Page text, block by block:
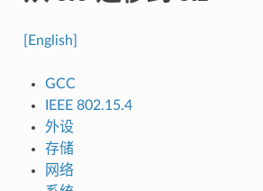
[English]
GCC
IEEE 802.15.4
外设
存储
网络